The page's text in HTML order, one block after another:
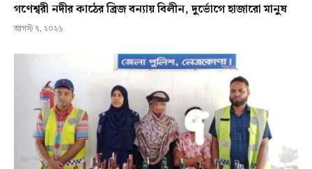
গণেশ্বরী নদীর কাঠের ব্রিজ বন্যায় বিলীন, দুর্ভোগে হাজারো মানুষ
আগস্ট ৭, ২০২৬